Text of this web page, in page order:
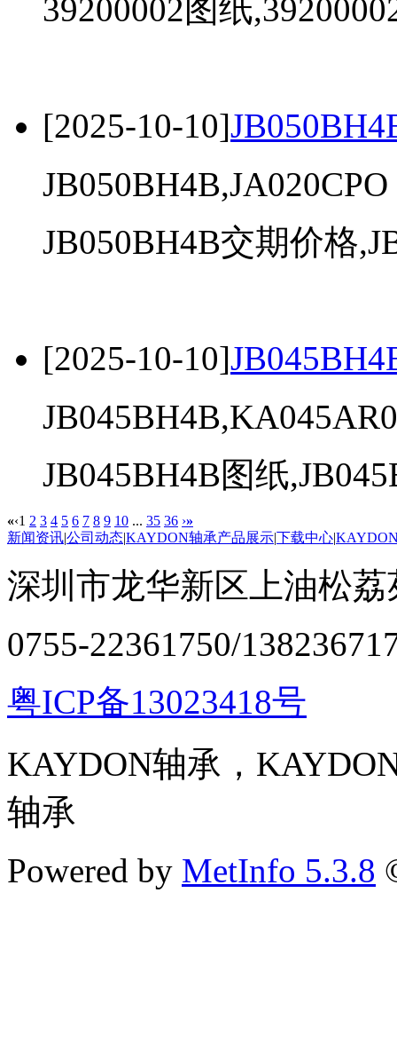
39200002图纸
[2025-10-10]
JB050BH4B,JA020CPO
JB050BH4B交期价格
[2025-10-10]
JB045BH4B,KA045AR0
JB045BH4B图纸
«‹1 2 3 4 5 6 7 8 9 10 ... 35 36 ›»
新闻资讯|公司动态|KAYDON轴承产品展示|下载中心|
深圳市龙华新区上油松
0755-22361750/
粤ICP备13023418号
KAYDON轴承，
轴承
Powered by MetInfo 5.3.8